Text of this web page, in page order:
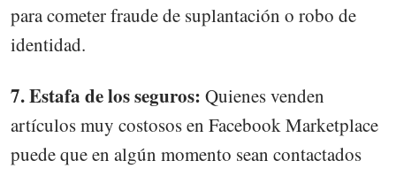
para cometer fraude de suplantación o robo de
identidad.
7. Estafa de los seguros: Quienes venden
artículos muy costosos en Facebook Marketplace
puede que en algún momento sean contactados